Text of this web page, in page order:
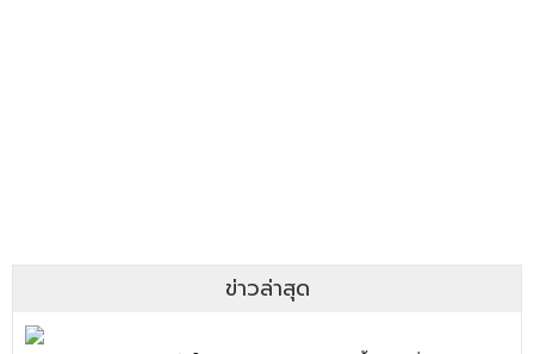
ข่าวล่าสุด